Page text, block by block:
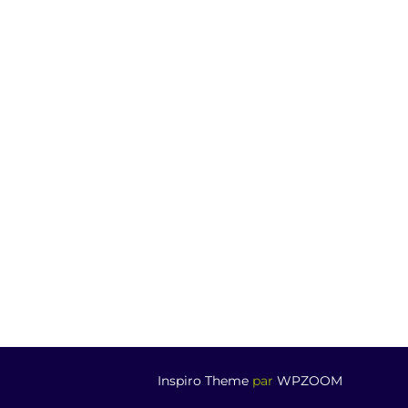
Inspiro Theme par WPZOOM